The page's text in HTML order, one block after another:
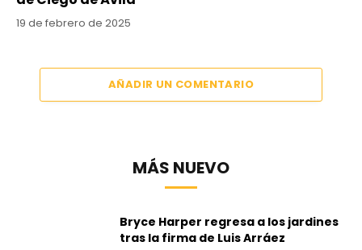
19 de febrero de 2025
AÑADIR UN COMENTARIO
MÁS NUEVO
Bryce Harper regresa a los jardines
tras la firma de Luis Arráez